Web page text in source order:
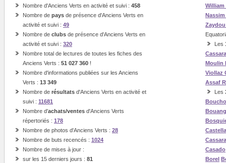
Nombre d'Anciens Verts en activité et suivi : 458
Nombre de pays de présence d'Anciens Verts en
activité et suivi : 49
Nombre de clubs de présence d'Anciens Verts en
activité et suivi : 320
Nombre total de lectures de toutes les fiches des
Anciens Verts : 51 027 360 !
Nombre d'informations publiées sur les Anciens
Verts : 13 349
Nombre de résultats d'Anciens Verts en activité et
suivi : 11681
Nombre d'achats/ventes d'Anciens Verts
répertoriés : 178
Nombre de photos d'Anciens Verts : 28
Nombre de buts recencés : 1024
Nombre de mises à jour :
sur les 15 derniers jours : 81
William
Les
Cassara
Moulin
Viollaz
Assaf
Les
Cassara
Casado
Borel